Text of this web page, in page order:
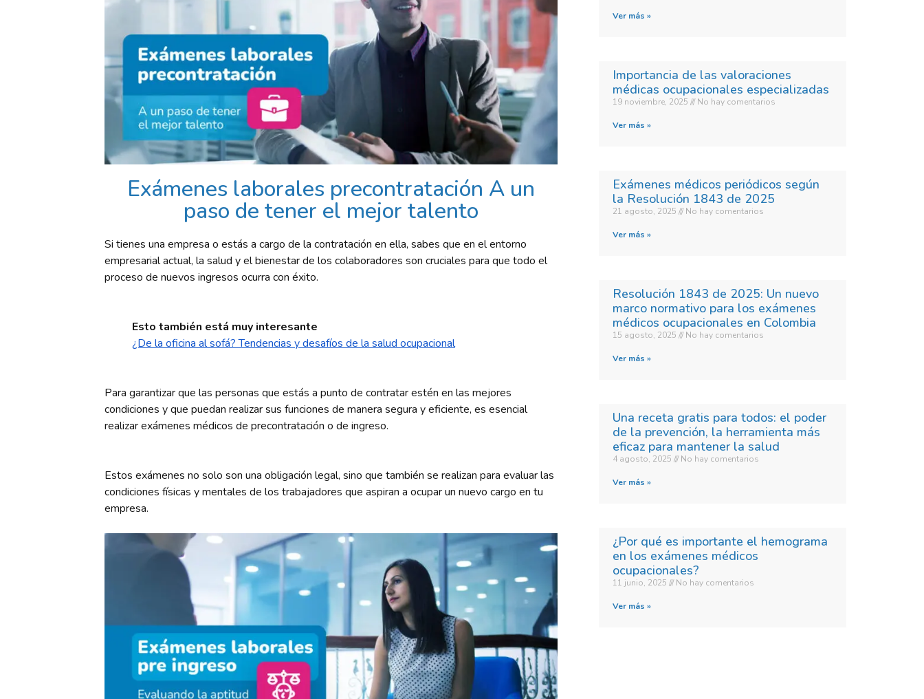
Exámenes laborales precontratación A un
paso de tener el mejor talento
Si tienes una empresa o estás a cargo de la contratación en ella, sabes que en el entorno
empresarial actual, la salud y el bienestar de los colaboradores son cruciales para que todo el
proceso de nuevos ingresos ocurra con éxito.
Esto también está muy interesante
¿De la oficina al sofá? Tendencias y desafíos de la salud ocupacional
Para garantizar que las personas que estás a punto de contratarestén en las mejores
condiciones y que puedan realizar sus funciones de manera segura y eficiente, es esencial
realizar exámenes médicos de precontratación o de ingreso.
Estos exámenes no solo son una obligación legal, sino que también se realizan para evaluar las
condiciones físicas y mentales de los trabajadores que aspiran a ocupar un nuevo cargo en tu
empresa.
Ver más »
Importancia de las valoraciones
médicas ocupacionales especializadas
19 noviembre, 2025 No hay comentarios
Ver más »
Exámenes médicos periódicos según
la Resolución 1843 de 2025
21 agosto, 2025 No hay comentarios
Ver más »
Resolución 1843 de 2025: Un nuevo
marco normativo para los exámenes
médicos ocupacionales en Colombia
15 agosto, 2025 No hay comentarios
Ver más »
Una receta gratis para todos: el poder
de la prevención, la herramienta más
eficaz para mantener la salud
4 agosto, 2025 No hay comentarios
Ver más »
¿Por qué es importante el hemograma
en los exámenes médicos
ocupacionales?
11 junio, 2025 No hay comentarios
Ver más »